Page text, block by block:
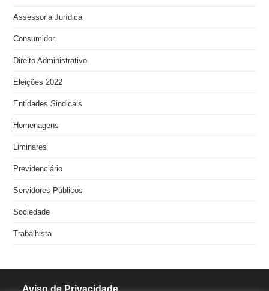
Assessoria Jurídica
Consumidor
Direito Administrativo
Eleições 2022
Entidades Sindicais
Homenagens
Liminares
Previdenciário
Servidores Públicos
Sociedade
Trabalhista